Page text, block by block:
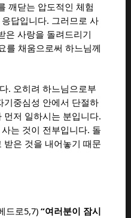
깨닫는 압도적인 체험
답입니다. 그러므로 사
은 사랑을 돌려드리기
를 채움으로써 하느님께
. 오히려 하느님으로부
기중심성 안에서 단절하
먼저 일하시는 분입니다.
는 것이 전부입니다. 돌
받은 것을 내어놓기 때문
드로5,7) “여러분이 잠시